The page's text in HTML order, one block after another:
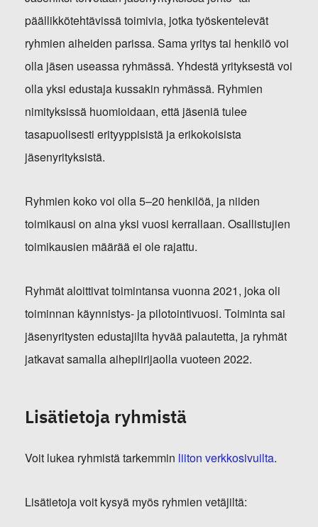
päällikkötehtävissä toimivia, jotka työskentelevät
ryhmien aiheiden parissa. Sama yritys tai henkilö voi
olla jäsen useassa ryhmässä. Yhdestä yrityksestä voi
olla yksi edustaja kussakin ryhmässä. Ryhmien
nimityksissä huomioidaan, että jäseniä tulee
tasapuolisesti erityyppisistä ja erikokoisista
jäsenyrityksistä.
Ryhmien koko voi olla 5–20 henkilöä, ja niiden
toimikausi on aina yksi vuosi kerrallaan. Osallistujien
toimikausien määrää ei ole rajattu.
Ryhmät aloittivat toimintansa vuonna 2021, joka oli
toiminnan käynnistys- ja pilotointivuosi. Toiminta sai
jäsenyritysten edustajilta hyvää palautetta, ja ryhmät
jatkavat samalla aihepiirijaolla vuoteen 2022.
Lisätietoja ryhmistä
Voit lukea ryhmistä tarkemmin liiton verkkosivuilta.
Lisätietoja voit kysyä myös ryhmien vetäjiltä: